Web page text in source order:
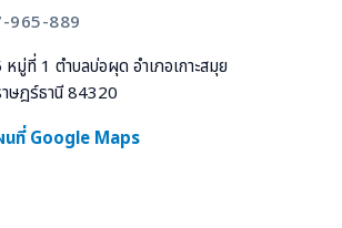
965-889
มู่ที่ 1 ตำบลบ่อผุด อำเภอเกาะสมุย
ษฎร์ธานี 84320
ที่ Google Maps